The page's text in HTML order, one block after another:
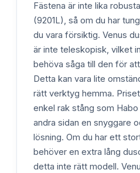
Fästena är inte lika
(9201L), så om du har
du vara försiktig. Venus
är inte teleskopisk, vilket
behöva såga till den för
Detta kan vara lite
rätt verktyg hemma.
enkel rak stång som
andra sidan en snyggare
lösning. Om du har ett
behöver en extra lång
detta inte rätt modell.